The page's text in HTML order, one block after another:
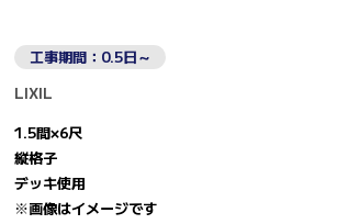
工事期間：0.5日～
LIXIL
1.5間×6尺
縦格子
デッキ使用
※画像はイメージです